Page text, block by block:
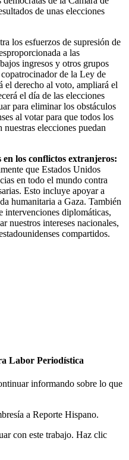
de unas elecciones
los esfuerzos de supresión de
a las
ingresos y otros grupos
de la Ley de
el derecho al voto, ampliará el
el día de las elecciones
para eliminar los obstáculos
al votar para que todos los
elecciones puedan
en los conflictos extranjeros:
que Estados Unidos
en todo el mundo contra
Esto incluye apoyar a
humanitaria a Gaza. También
intervenciones diplomáticas,
nuestros intereses nacionales,
compartidos.
Labor Periodística
informando sobre lo que
a Reporte Hispano.
con este trabajo. Haz clic